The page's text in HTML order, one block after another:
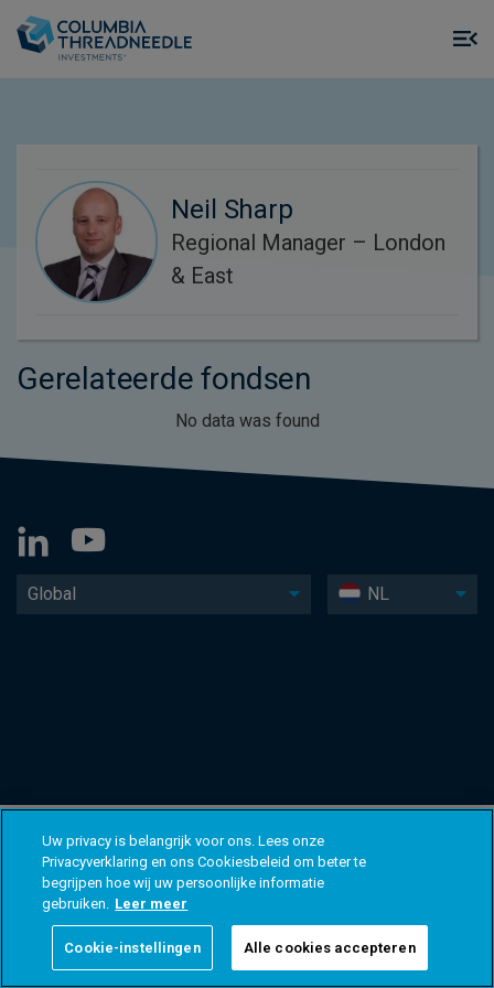
Neil Sharp
Regional Manager – London
& East
Gerelateerde fondsen
No data was found
Global NL
Uw privacy is belangrijk voor ons. Lees onze
Privacyverklaring en ons Cookiesbeleid om beter te
begrijpen hoe wij uw persoonlijke informatie
gebruiken. Leer meer
Cookie-instellingen Alle cookies accepteren